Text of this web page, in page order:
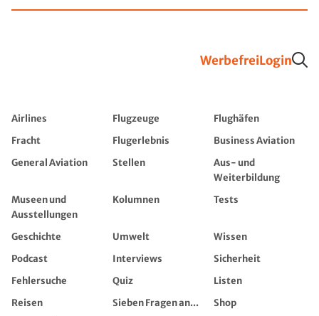
WerbefreiLogin
Airlines Flugzeuge
Flughäfen
Fracht
Flugerlebnis
Business Aviation
General Aviation
Stellen
Aus- und
Weiterbildung
Museen und
Ausstellungen
Kolumnen Tests
Geschichte Umwelt
Wissen
Podcast
Interviews
Sicherheit
Fehlersuche
Quiz
Listen
Reisen
Sieben Fragen an...
Shop